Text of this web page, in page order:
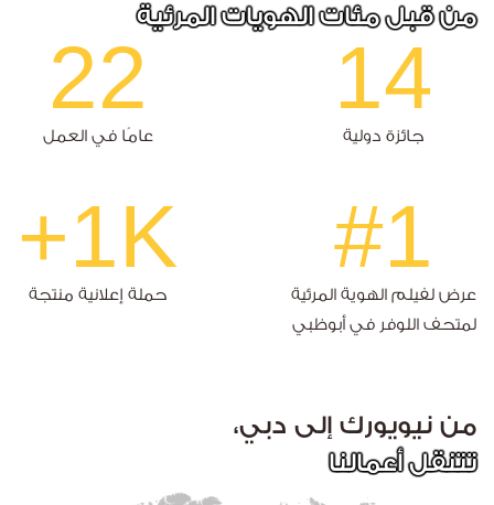
14
جائزة دولية
22
عامًا في العمل
#1
عرض لفيلم الهوية المرئية
لمتحف اللوفر في أبوظبي
1K+
حملة إعلانية منتجة
من قبل مئات الهويات المرئية
من نيويورك إلى دبي،
تتنقل أعمالنا